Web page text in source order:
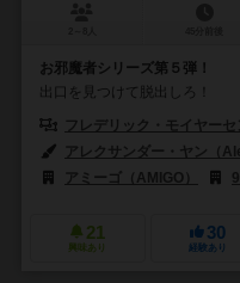
お邪魔者シリーズ第５弾！
出口を見つけて脱出しろ！
フレデリック・モイヤー
アレクサンダー・ヤン（
アミーゴ（AMIGO）
21
興味あり
30
経験あり